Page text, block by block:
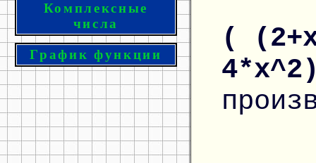
Комплексные
числа
График функции
(